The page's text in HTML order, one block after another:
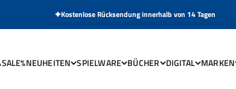
Kostenlose Rücksendung innerhalb von 14 Tagen
NEUHEITEN SPIELWARE BÜCHER DIGITAL MARKEN